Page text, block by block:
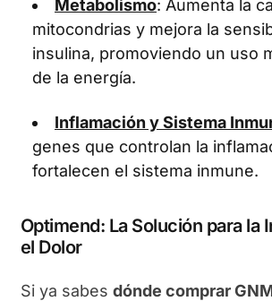
Metabolismo: Aumenta la
mitocondrias y mejora la
insulina, promoviendo un uso
de la energía.
Inflamación y Sistema
genes que controlan la
fortalecen el sistema inmune.
Optimend: La Solución para la
el Dolor
Si ya sabes dónde comprar